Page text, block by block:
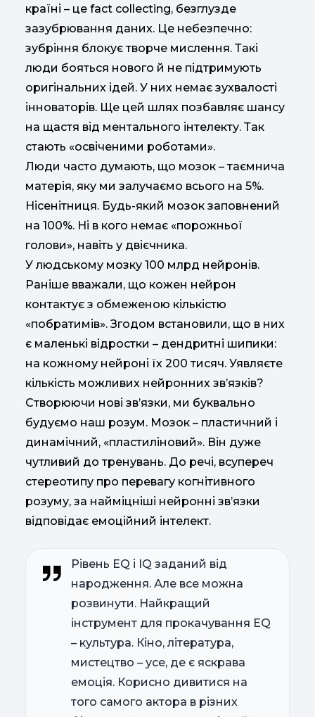
країні – це fact collecting, безглузде
зазубрювання даних. Це небезпечно:
зубріння блокує творче мислення. Такі
люди бояться нового й не підтримують
оригінальних ідей. У них немає зухвалості
інноваторів. Ще цей шлях позбавляє шансу
на щастя від ментального інтелекту. Так
стають «освіченими роботами».
Люди часто думають, що мозок – таємнича
матерія, яку ми залучаємо всього на 5%.
Нісенітниця. Будь-який мозок заповнений
на 100%. Ні в кого немає «порожньої
голови», навіть у двієчника.
У людському мозку 100 млрд нейронів.
Раніше вважали, що кожен нейрон
контактує з обмеженою кількістю
«побратимів». Згодом встановили, що в них
є маленькі відростки – дендритні шипики:
на кожному нейроні їх 200 тисяч. Уявляєте
кількість можливих нейронних зв’язків?
Створюючи нові зв’язки, ми буквально
будуємо наш розум. Мозок – пластичний і
динамічний, «пластиліновий». Він дуже
чутливий до тренувань. До речі, всупереч
стереотипу про перевагу когнітивного
розуму, за найміцніші нейронні зв’язки
відповідає емоційний інтелект.
Рівень EQ і IQ заданий від
народження. Але все можна
розвинути. Найкращий
інструмент для прокачування EQ
– культура. Кіно, література,
мистецтво – усе, де є яскрава
емоція. Корисно дивитися на
того самого актора в різних